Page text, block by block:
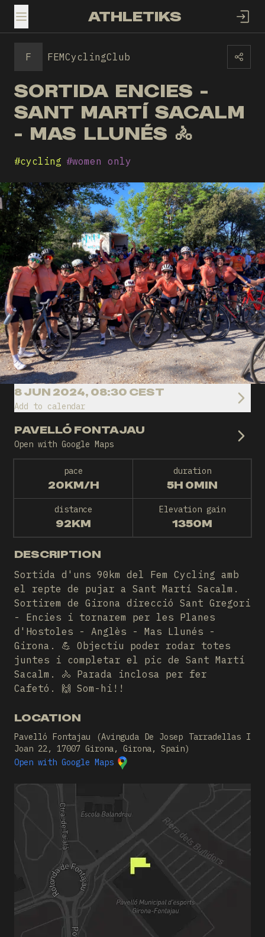
TOGGLE MENUATHLETIKS
F FEMCyclingClub
SORTIDA ENCIES -
SANT MARTÍ SACALM
- MAS LLUNÉS 🚴
#cycling #women only
8 JUN 2024, 08:30 CEST
Add to calendar
PAVELLÓ FONTAJAU
Open with Google Maps
pace
20KM/H
duration
5H 0MIN
distance
92KM
Elevation gain
1350M
DESCRIPTION
Sortida d'uns 90km del Fem Cycling amb
el repte de pujar a Sant Martí Sacalm.
Sortirem de Girona direcció Sant Gregori
- Encies i tornarem per les Planes
d'Hostoles - Anglès - Mas Llunés -
Girona. 💪 Objectiu poder rodar totes
juntes i completar el pic de Sant Martí
Sacalm. 🚴 Parada inclosa per fer
Cafetó. 🙌 Som-hi!!
LOCATION
Pavelló Fontajau (Avinguda De Josep Tarradellas I
Joan 22, 17007 Girona, Girona, Spain)
Open with Google Maps